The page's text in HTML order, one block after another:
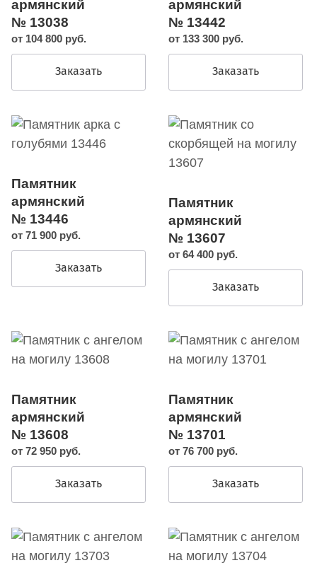
армянский
№ 13038
от 104 800 руб.
Заказать
армянский
№ 13442
от 133 300 руб.
Заказать
Памятник
армянский
№ 13446
от 71 900 руб.
Заказать
Памятник
армянский
№ 13607
от 64 400 руб.
Заказать
Памятник
армянский
№ 13608
от 72 950 руб.
Заказать
Памятник
армянский
№ 13701
от 76 700 руб.
Заказать